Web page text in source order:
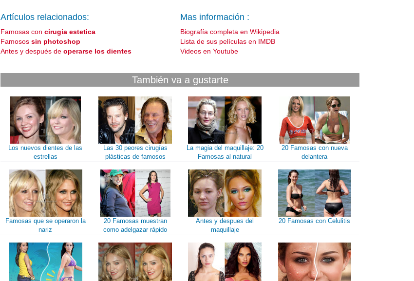
Artículos relacionados:
Famosas concirugia estetica
Famosossin photoshop
Antes y después deoperarse los dientes
Mas información :
Biografía completa en Wikipedia
Lista de sus películas en IMDB
Videos en Youtube
También va a gustarte
Los nuevos dientes de las
estrellas
Las 30 peores cirugías
plásticas de famosos
La magia del maquillaje: 20
Famosas al natural
20 Famosas con nueva
delantera
Famosas que se operaron la
nariz
20 Famosas muestran
como adelgazar rápido
Antes y despues del
maquillaje
20 Famosas con Celulitis